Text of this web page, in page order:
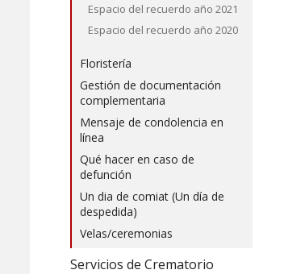
Espacio del recuerdo año 2021
Espacio del recuerdo año 2020
Floristería
Gestión de documentación
complementaria
Mensaje de condolencia en
línea
Qué hacer en caso de
defunción
Un dia de comiat (Un día de
despedida)
Velas/ceremonias
Servicios de Crematorio